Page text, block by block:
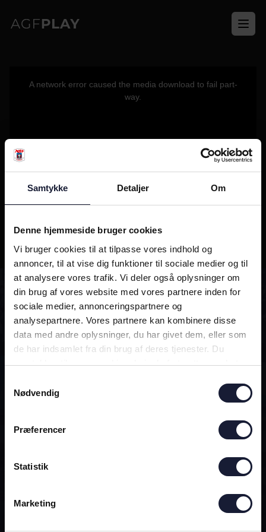
Samtykke Detaljer Om
Denne hjemmeside bruger cookies
Vi bruger cookies til at tilpasse vores indhold og
annoncer, til at vise dig funktioner til sociale medier og til
at analysere vores trafik. Vi deler også oplysninger om
din brug af vores website med vores partnere inden for
sociale medier, annonceringspartnere og
analysepartnere. Vores partnere kan kombinere disse
data med andre oplysninger, du har givet dem, eller som
de har indsamlet fra din brug af deres tjenester. Du
samtykker til vores cookies, hvis du fortsætter med at
Nødvendig
Præferencer
Statistik
Marketing
A network error caused the media download to fail part-
way.
ALTID MED!
DEN OFFICIELLE AGF-APP